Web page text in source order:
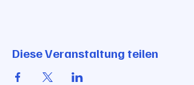
Diese Veranstaltung teilen